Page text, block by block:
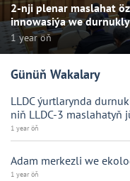
2-nji plenar maslahat
innowasiýa we
1 year öň
Günüň Wakalary
LLDC ýurtlarynda
niň LLDC-3 maslahatyň
1 year öň
Adam merkezli we
1 year öň